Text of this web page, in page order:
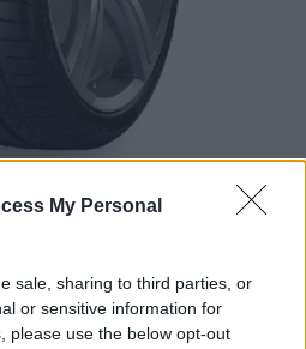
My Personal
sale, sharing to third parties, or
or sensitive information for
please use the below opt-out